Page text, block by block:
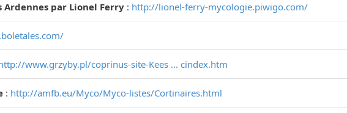
par Lionel Ferry : http://lionel-ferry-mycologie.piwigo.com/
www.grzyby.pl/coprinus-site-Kees ... cindex.htm
: http://amfb.eu/Myco/Myco-listes/Cortinaires.html